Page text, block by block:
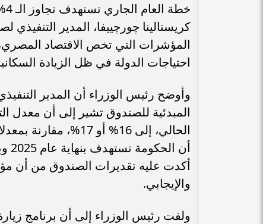
كريستالينا چورچييفا، المدير
المؤشرات التي تخص الاقتصاد
احتياجات الدولة في ظل الزيادة
وأوضح رئيس الوزراء أن المدير
المبدئية للصندوق تشير إلى أن معدل
أكدت عليه تقديرات الصندوق من أن
والإيجابي.
ولفت رئيس الوزراء إلى أن برنامج